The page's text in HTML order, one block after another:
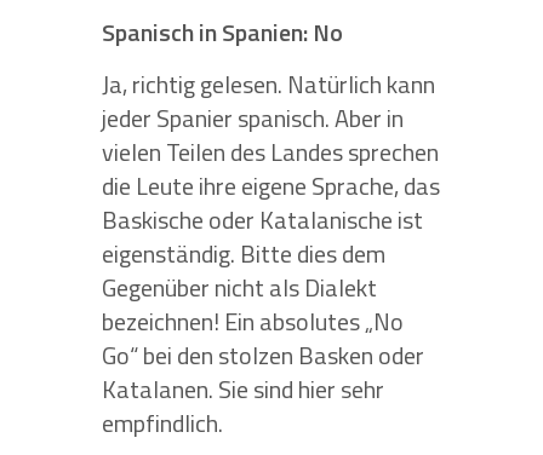
Spanisch in Spanien: No
Ja, richtig gelesen. Natürlich kann
jeder Spanier spanisch. Aber in
vielen Teilen des Landes sprechen
die Leute ihre eigene Sprache, das
Baskische oder Katalanische ist
eigenständig. Bitte dies dem
Gegenüber nicht als Dialekt
bezeichnen! Ein absolutes „No
Go“ bei den stolzen Basken oder
Katalanen. Sie sind hier sehr
empfindlich.